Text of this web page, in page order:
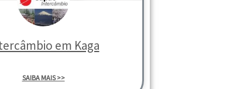
em Kaga
SAIBA MAIS >>